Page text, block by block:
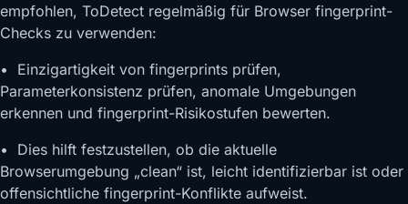
empfohlen, ToDetect regelmäßig für Browser fingerprint-
Checks zu verwenden:
• Einzigartigkeit von fingerprints prüfen,
Parameterkonsistenz prüfen, anomale Umgebungen
erkennen und fingerprint-Risikostufen bewerten.
• Dies hilft festzustellen, ob die aktuelle
Browserumgebung „clean“ ist, leicht identifizierbar ist oder
offensichtliche fingerprint-Konflikte aufweist.